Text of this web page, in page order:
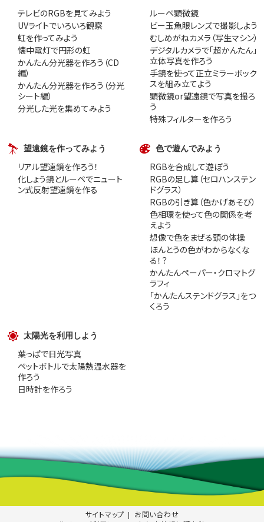
テレビのRGBを見てみよう
UVライトでいろいろ観察
虹を作ってみよう
懐中電灯で円形の虹
かんたん分光器を作ろう（CD
編）
かんたん分光器を作ろう（分光
シート編）
分光した光を集めてみよう
ルーペ顕微鏡
ビー玉魚眼レンズで撮影しよう
むしめがねカメラ（写生マシン）
デジタルカメラで「超かんたん」
立体写真を作ろう
手鏡を使って正立ミラーボック
スを組み立てよう
顕微鏡or望遠鏡で写真を撮ろ
う
特殊フィルターを作ろう
望遠鏡を作ってみよう
リアル望遠鏡を作ろう！
化しょう鏡とルーペでニュート
ン式反射望遠鏡を作る
色で遊んでみよう
RGBを合成して遊ぼう
RGBの足し算（セロハンステン
ドグラス）
RGBの引き算（色かげあそび）
色相環を使って色の関係を考
えよう
想像で色をまぜる頭の体操
ほんとうの色がわからなくな
る！？
かんたんペーパー・クロマトグ
ラフィ
「かんたんステンドグラス」をつ
くろう
太陽光を利用しよう
葉っぱで日光写真
ペットボトルで太陽熱温水器を
作ろう
日時計を作ろう
サイトマップ
お問い合わせ